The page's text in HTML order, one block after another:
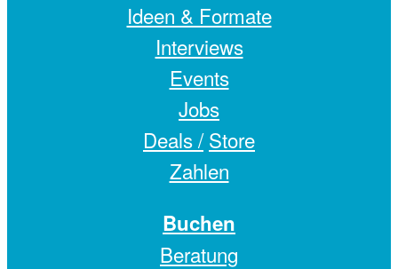
Ideen & Formate
Interviews
Events
Jobs
Deals / Store
Zahlen
Buchen
Beratung